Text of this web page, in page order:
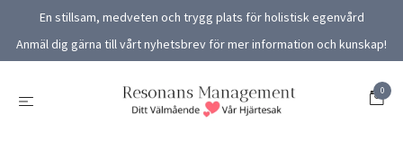
En stillsam, medveten och trygg plats för holistisk egenvård
Anmäl dig gärna till vårt nyhetsbrev för mer information och kunskap!
0